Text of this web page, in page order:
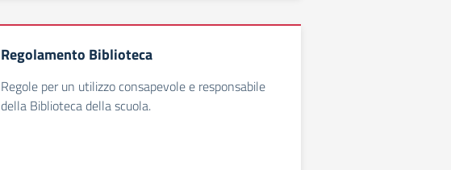
Regolamento Biblioteca
Regole per un utilizzo consapevole e responsabile
della Biblioteca della scuola.